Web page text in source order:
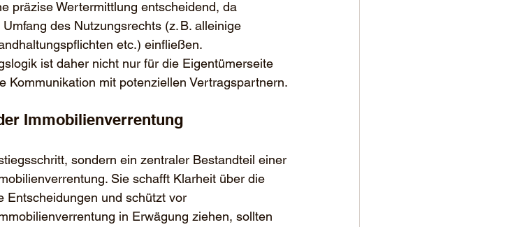
präzise Wertermittlung entscheidend, da
des Nutzungsrechts (z. B. alleinige
etc.) einfließen.
ist daher nicht nur für die Eigentümerseite
Kommunikation mit potenziellen Vertragspartnern.
Immobilienverrentung
sondern ein zentraler Bestandteil einer
Sie schafft Klarheit über die
Entscheidungen und schützt vor
in Erwägung ziehen, sollten